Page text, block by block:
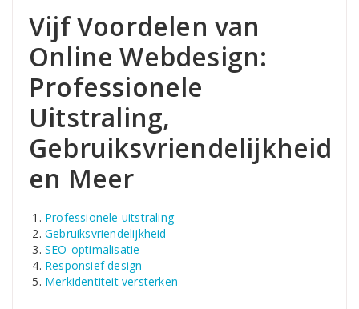
Vijf Voordelen van
Online Webdesign:
Professionele
Uitstraling,
Gebruiksvriendelijkheid
en Meer
Professionele uitstraling
Gebruiksvriendelijkheid
SEO-optimalisatie
Responsief design
Merkidentiteit versterken